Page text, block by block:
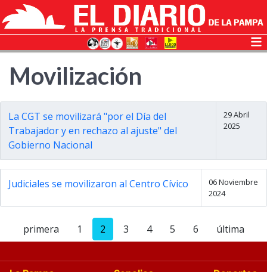
Movilización
La CGT se movilizará "por el Día del
Trabajador y en rechazo al ajuste" del
Gobierno Nacional
29 Abril
2025
Judiciales se movilizaron al Centro Cívico
06 Noviembre
2024
primera 1 2 3 4 5 6 última